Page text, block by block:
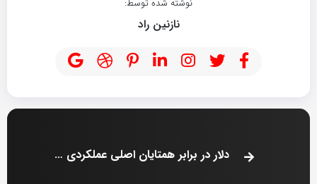
نوشته شده توسط:
نازنین راد
دلار در برابر همتایان اصلی عملکردی متفاوت دارد